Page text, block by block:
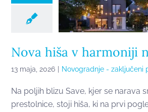
Nova hiša v harmoniji
13 maja, 2026 Novogradnje - zaključeni
Na poljih blizu Save, kjer se narava
prestolnice, stoji hiša, ki na prvi